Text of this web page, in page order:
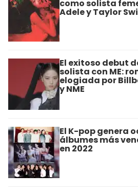
como solista
Adele y Taylor
El exitoso debut
solista con ME:
elogiada por
y NME
El K-pop genera
álbumes más
en 2022